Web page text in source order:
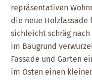
repräsentativen
die neue
sichleicht schräg
im Baugrund
Fassade und Garten
im Osten einen